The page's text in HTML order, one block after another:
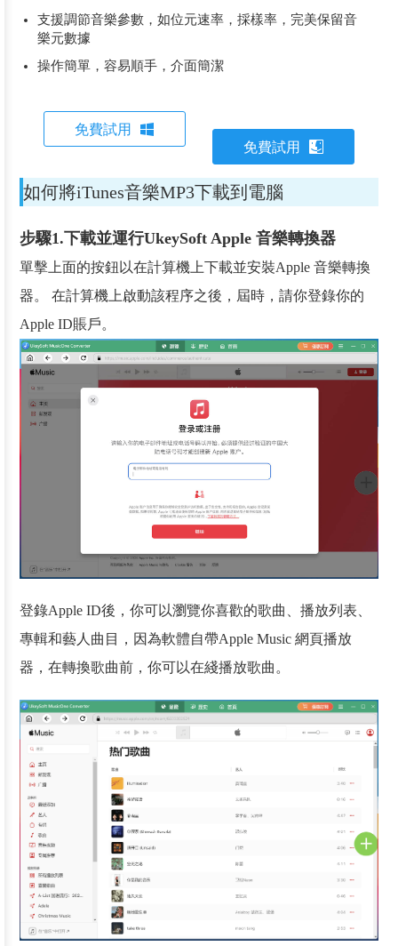
支援調節音樂參數，如位元速率，採樣率，完美保留音
樂元數據
操作簡單，容易順手，介面簡潔
免費試用
免費試用
如何將iTunes音樂MP3下載到電腦
步驟1.下載並運行UkeySoft Apple 音樂轉換器
單擊上面的按鈕以在計算機上下載並安裝Apple 音樂轉換
器。 在計算機上啟動該程序之後，屆時，請你登錄你的
Apple ID賬戶。
登錄Apple ID後，你可以瀏覽你喜歡的歌曲、播放列表、
專輯和藝人曲目，因為軟體自帶Apple Music 網頁播放
器，在轉換歌曲前，你可以在綫播放歌曲。